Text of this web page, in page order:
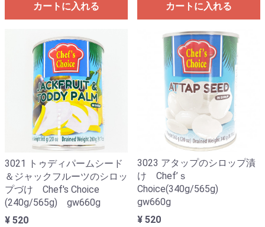
カートに入れる カートに入れる
3021 トゥディパームシード
＆ジャックフルーツのシロッ
プづけ Chef's Choice
(240g/565g) gw660g
¥ 520
3023 アタップのシロップ漬
け Chef’ｓ
Choice(340g/565g)
gw660g
¥ 520